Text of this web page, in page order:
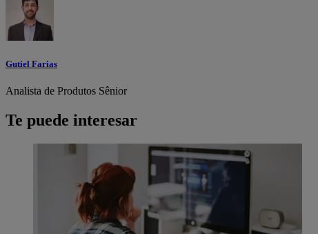
Gutiel Farias
Analista de Produtos Sênior
Te puede interesar